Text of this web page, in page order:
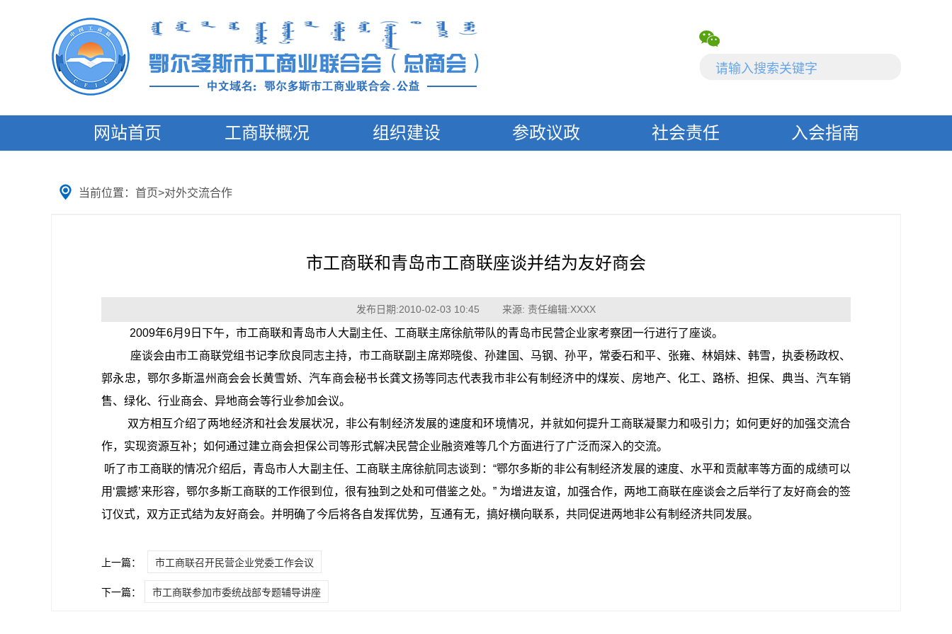
网站首页 工商联概况 组织建设 参政议政 社会责任 入会指南
当前位置： 首页>对外交流合作
市工商联和青岛市工商联座谈并结为友好商会
发布日期:2010-02-03 10:45 来源: 责任编辑:XXXX
2009年6月9日下午，市工商联和青岛市人大副主任、工商联主席徐航带队的青岛市民营企业家考察团一行进行了座谈。
座谈会由市工商联党组书记李欣良同志主持，市工商联副主席郑晓俊、孙建国、马钢、孙平，常委石和平、张雍、林娟妹、韩雪，执委杨政权、
郭永忠，鄂尔多斯温州商会会长黄雪娇、汽车商会秘书长龚文扬等同志代表我市非公有制经济中的煤炭、房地产、化工、路桥、担保、典当、汽车销
售、绿化、行业商会、异地商会等行业参加会议。
双方相互介绍了两地经济和社会发展状况，非公有制经济发展的速度和环境情况，并就如何提升工商联凝聚力和吸引力；如何更好的加强交流合
作，实现资源互补；如何通过建立商会担保公司等形式解决民营企业融资难等几个方面进行了广泛而深入的交流。
听了市工商联的情况介绍后，青岛市人大副主任、工商联主席徐航同志谈到：“鄂尔多斯的非公有制经济发展的速度、水平和贡献率等方面的成绩可以
用‘震撼’来形容，鄂尔多斯工商联的工作很到位，很有独到之处和可借鉴之处。” 为增进友谊，加强合作，两地工商联在座谈会之后举行了友好商会的签
订仪式，双方正式结为友好商会。并明确了今后将各自发挥优势，互通有无，搞好横向联系，共同促进两地非公有制经济共同发展。
上一篇： 市工商联召开民营企业党委工作会议
下一篇： 市工商联参加市委统战部专题辅导讲座